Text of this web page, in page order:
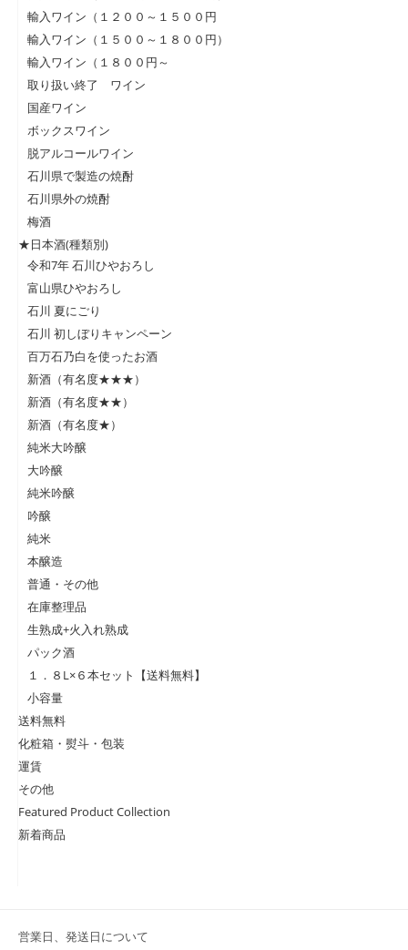
輸入ワイン（１２００～１５００円
輸入ワイン（１５００～１８００円）
輸入ワイン（１８００円～
取り扱い終了 ワイン
国産ワイン
ボックスワイン
脱アルコールワイン
石川県で製造の焼酎
石川県外の焼酎
梅酒
★日本酒(種類別)
令和7年 石川ひやおろし
富山県ひやおろし
石川 夏にごり
石川 初しぼりキャンペーン
百万石乃白を使ったお酒
新酒（有名度★★★）
新酒（有名度★★）
新酒（有名度★）
純米大吟醸
大吟醸
純米吟醸
吟醸
純米
本醸造
普通・その他
在庫整理品
生熟成+火入れ熟成
パック酒
１．８L×６本セット【送料無料】
小容量
送料無料
化粧箱・熨斗・包装
運賃
その他
Featured Product Collection
新着商品
営業日、発送日について